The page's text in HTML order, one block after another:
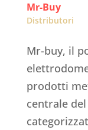
Mr-Buy
Distributori
Mr-buy, il
prodotti
centrale